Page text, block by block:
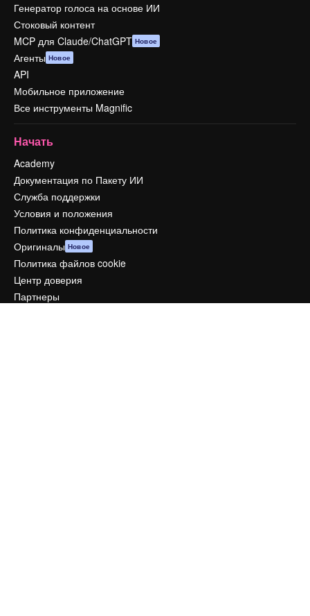
Генератор голоса на основе ИИ
Стоковый контент
MCP для Claude/ChatGPT Новое
Агенты Новое
API
Мобильное приложение
Все инструменты Magnific
Начать
Academy
Документация по Пакету ИИ
Служба поддержки
Условия и положения
Политика конфиденциальности
Оригиналы Новое
Политика файлов cookie
Центр доверия
Партнеры